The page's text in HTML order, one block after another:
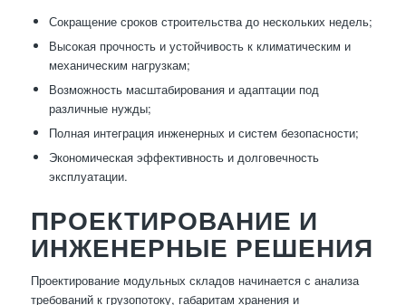
Сокращение сроков строительства до нескольких недель;
Высокая прочность и устойчивость к климатическим и
механическим нагрузкам;
Возможность масштабирования и адаптации под
различные нужды;
Полная интеграция инженерных и систем безопасности;
Экономическая эффективность и долговечность
эксплуатации.
ПРОЕКТИРОВАНИЕ И
ИНЖЕНЕРНЫЕ РЕШЕНИЯ
Проектирование модульных складов начинается с анализа
требований к грузопотоку, габаритам хранения и